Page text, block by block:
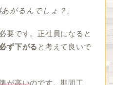
がるんでしょ？ 」
要です。正社員になると
必ず下がる と考えて良いで
が高いのです。期間工